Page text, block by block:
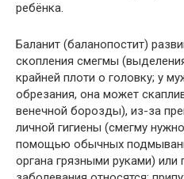
ребёнка.
Баланит (баланопостит)
скопления смегмы
крайней плоти о головку; у
обрезания, она может
венечной борозды), из-за
личной гигиены (смегму
помощью обычных
органа грязными руками) или